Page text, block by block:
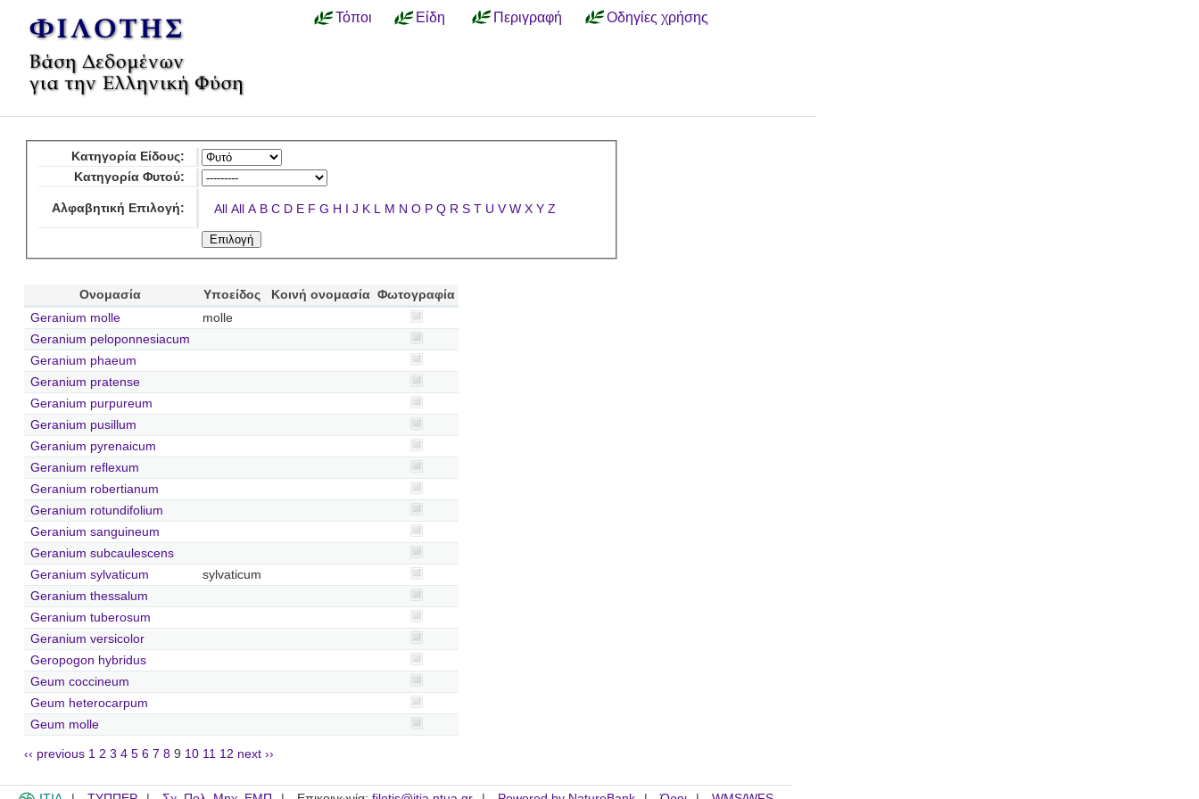
Τόποι Είδη Περιγραφή Οδηγίες χρήσης
Κατηγορία Είδους:
Κατηγορία Φυτού:
Αλφαβητική Επιλογή: All All A B C D E F G H I J K L M N O P Q R S T U V W X Y Z
Ονομασία Υποείδος Κοινή ονομασία Φωτογραφία
Geranium molle
molle
Geranium peloponnesiacum
Geranium phaeum
Geranium pratense
Geranium purpureum
Geranium pusillum
Geranium pyrenaicum
Geranium reflexum
Geranium robertianum
Geranium rotundifolium
Geranium sanguineum
Geranium subcaulescens
Geranium sylvaticum
sylvaticum
Geranium thessalum
Geranium tuberosum
Geranium versicolor
Geropogon hybridus
Geum coccineum
Geum heterocarpum
Geum molle
‹‹ previous 1 2 3 4 5 6 7 8 9 10 11 12 next ››